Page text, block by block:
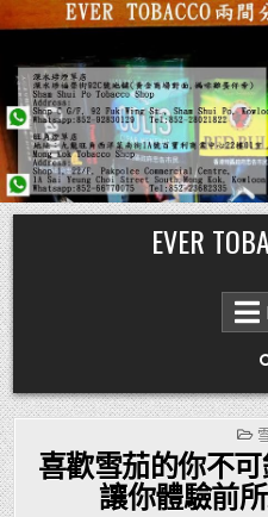
Skip
to
content
EVER
IN
喜歡雪茄的你不
讓你體驗前